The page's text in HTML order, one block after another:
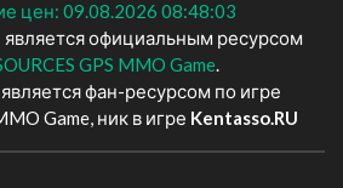
цен: 09.08.2026 08:48:03
официальным ресурсом
GPS MMO Game.
фан-ресурсом по игре
Game, ник в игре Kentasso.RU